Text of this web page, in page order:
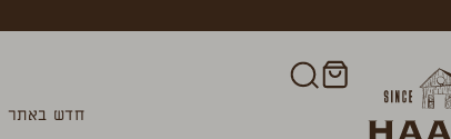
חדש באתר